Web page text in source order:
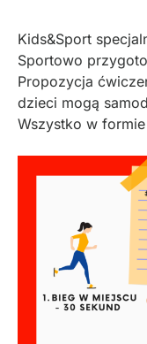
Kids&Sport
Sportowo
Propozycja
dzieci mogą
Wszystko w